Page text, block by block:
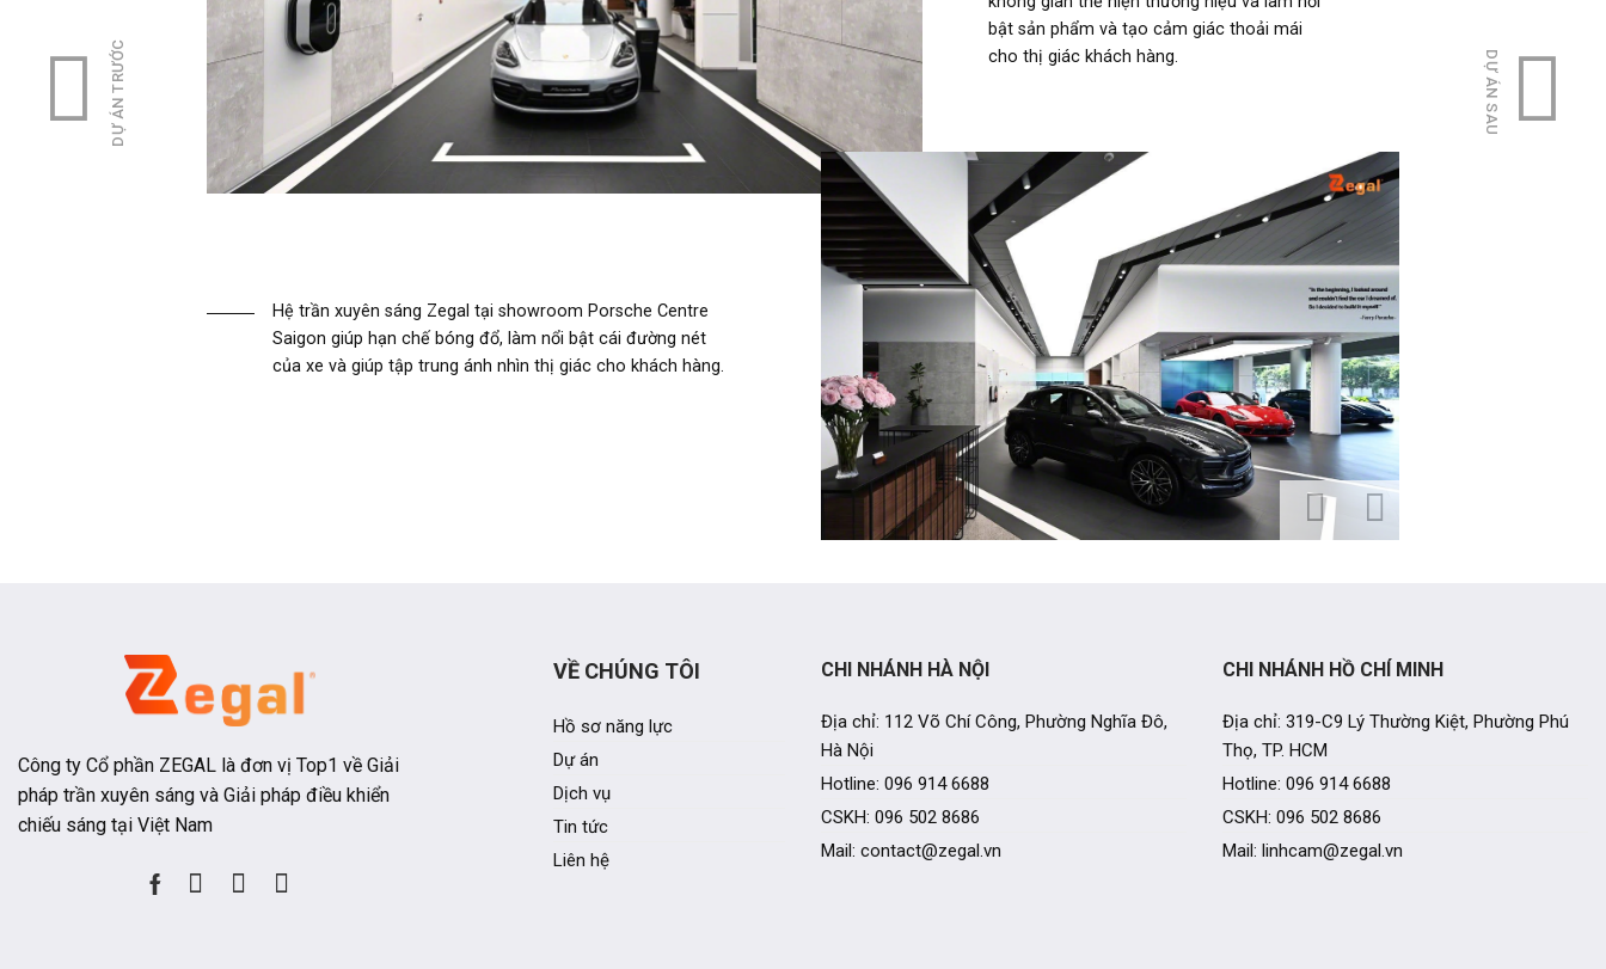
bật sản phẩm và tạo cảm giác thoải mái
cho thị giác khách hàng.
Hệ trần xuyên sáng Zegal tại showroom Porsche Centre
Saigon giúp hạn chế bóng đổ, làm nổi bật cái đường nét
của xe và giúp tập trung ánh nhìn thị giác cho khách hàng.
DỰ ÁN TRƯỚC DỰ ÁN SAU
Công ty Cổ phần ZEGAL là đơn vị Top1 về Giải
pháp trần xuyên sáng và Giải pháp điều khiển
chiếu sáng tại Việt Nam
VỀ CHÚNG TÔI
Hồ sơ năng lực
Dự án
Dịch vụ
Tin tức
Liên hệ
CHI NHÁNH HÀ NỘI
Địa chỉ: 112 Võ Chí Công, Phường Nghĩa Đô,
Hà Nội
Hotline: 096 914 6688
CSKH: 096 502 8686
Mail: contact@zegal.vn
CHI NHÁNH HỒ CHÍ MINH
Địa chỉ: 319-C9 Lý Thường Kiệt, Phường Phú
Thọ, TP. HCM
Hotline: 096 914 6688
CSKH: 096 502 8686
Mail: linhcam@zegal.vn